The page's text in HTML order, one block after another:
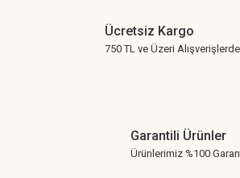
Ücretsiz Kargo
750 TL ve Üzeri
Garantili Ürünler
Ürünlerimiz %100